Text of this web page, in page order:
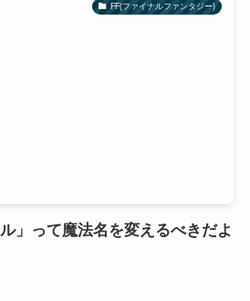
FF(ファイナルファンタジー)
」って魔法名を変えるべきだよ